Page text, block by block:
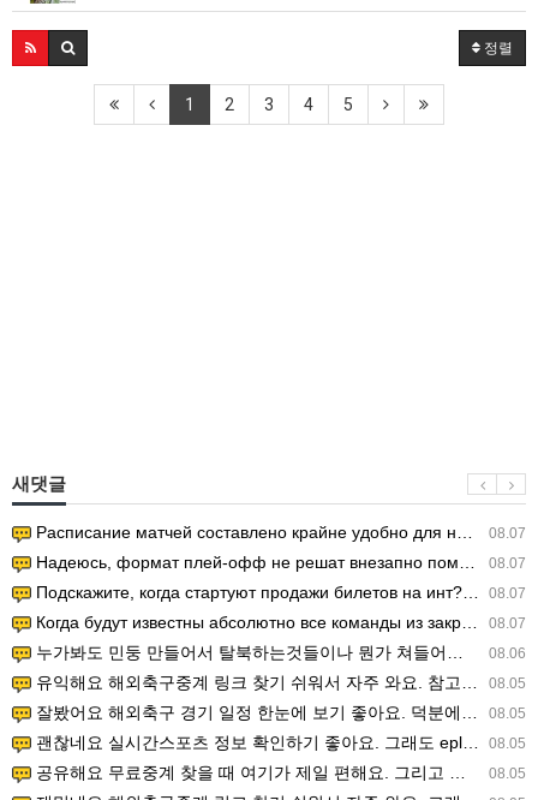
정렬
1 2 3 4 5
새댓글
08.07
Расписание матчей составлено крайне удобно для нашего часово…
08.07
Надеюсь, формат плей-офф не решат внезапно поменять. https:/…
08.07
Подскажите, когда стартуют продажи билетов на инт? https://g…
08.07
Когда будут известны абсолютно все команды из закрытых квали…
08.06
누가봐도 민둥 만들어서 탈북하는것들이나 뭔가 쳐들어오는 낌새를 미리 알아차리기 위함이지 저걸 전쟁준비라고 하…
08.05
유익해요 해외축구중계 링크 찾기 쉬워서 자주 와요. 참고로 무료스포츠중계 정보 확인할 때 출처 꼭 체크해요.…
08.05
잘봤어요 해외축구 경기 일정 한눈에 보기 좋아요. 덕분에 epl중계 볼 때 공식 중계 채널 먼저 찾아봐요. …
08.05
괜찮네요 실시간스포츠 정보 확인하기 좋아요. 그래도 epl중계 볼 때 공식 중계 채널 먼저 찾아봐요. 북마크…
08.05
공유해요 무료중계 찾을 때 여기가 제일 편해요. 그리고 무료스포츠중계 정보 확인할 때 출처 꼭 체크해요. 앞…